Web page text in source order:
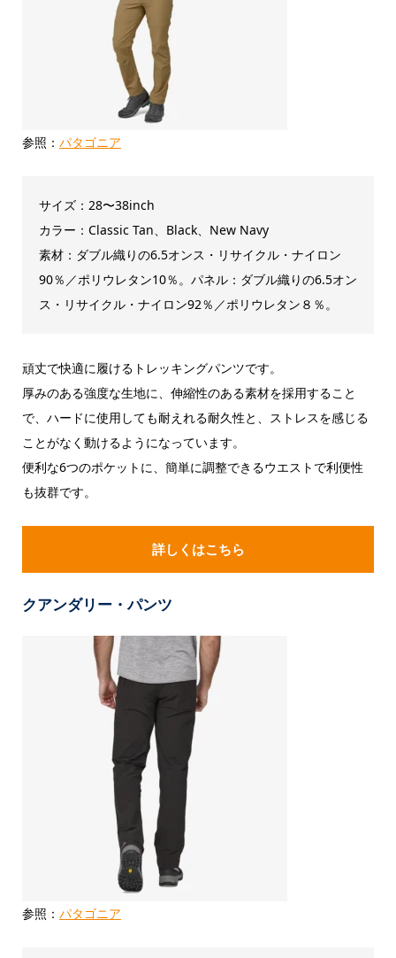
参照： パタゴニア
サイズ：28〜38inch
カラー：Classic Tan、Black、New Navy
素材：ダブル織りの6.5オンス・リサイクル・ナイロン
90％／ポリウレタン10％。パネル：ダブル織りの6.5オン
ス・リサイクル・ナイロン92％／ポリウレタン８％。
頑丈で快適に履けるトレッキングパンツです。
厚みのある強度な生地に、伸縮性のある素材を採用すること
で、ハードに使用しても耐えれる耐久性と、ストレスを感じる
ことがなく動けるようになっています。
便利な6つのポケットに、簡単に調整できるウエストで利便性
も抜群です。
詳しくはこちら
クアンダリー・パンツ
参照： パタゴニア